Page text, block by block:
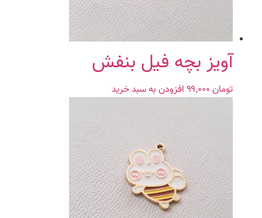
آویز بچه فیل بنفش
تومان افزودن به سبد خرید